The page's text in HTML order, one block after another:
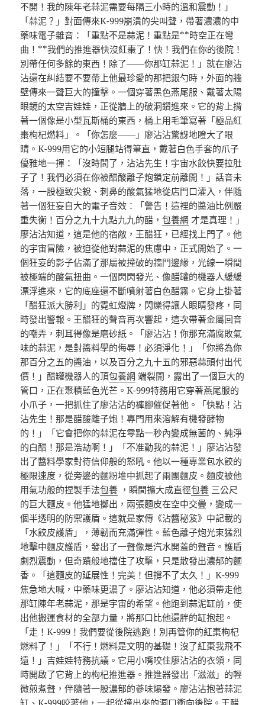
不開！我的陳年老蒜泥需要每隔三小時的溫和震動！」
「蒜泥？」對面傳來K-999崩潰的尖叫聲，帶著濃濃的中
藥味電子雜音：「重點不是蒜泥！重點是**時空正在彎
曲！**我們的推進器快沒紅棗了！快！我們在你的後院！
別帶任何多餘的東西！除了——你那缸蒜泥！」就在廖沾
沾還在糾結要不要帶上他最珍愛的那把銀勺時，外面的牆
壁傳來一聲巨大的撞擊。一個穿著黑色燕尾服、戴著太陽
眼鏡的太空吉娃娃，正從牆上的破洞鑽進來。它的背上揹
著一個像是小型瓦斯桶的東西，桶上用毛筆寫著「極品紅
棗枸杞燃料」。「你怎麼——」廖沾沾驚訝地瞪大了眼
睛。K-999用它的小短腿站得筆直，戴著白色手套的爪子
優雅地一揮：「沒時間了，沾沾先生！宇宙水餃快要拉肚
子了！我們必須在你被醋酸離子炮鎖定前離開！」話音未
落，一股極致尖銳、刺鼻的酸氣猛地從店門口灌入，伴隨
著一個狂妄自大的電子音效：「警告！這裡的醬油比例嚴
重失衡！百分之九十九點九九的醋，包養網 才是真理！」
廖沾沾知道，這是他的宿敵，王醋狂，已經找上門了。他
的宇宙冒險，被迫從他對蒜泥的焦慮中，正式開始了。一
個狂妄的影子佔滿了那扇被撞破的牆門邊緣，光線一瞬間
被極端的酸氣扭曲。一個閃閃發光、像醋罐的機器人緩緩
漂浮進來，它的底座還不斷噴射著白色醋霧。它身上掛著
「醋狂派大勝利」的霓虹燈牌，閃爍得讓人眼睛發疼，同
時發出警報。王醋狂的聲音再次響起，這次帶著金屬回音
的嘲弄，刺耳得像是磨砂紙。「廖沾沾！你那充滿腐敗氣
味的蒜泥，是對醬料學的侮辱！必須淨化！」「你將為你
那百分之五的醬油，以及百分之九十五的邪惡蒜頭付出代
價！」醋罐機器人的頂包養網 端裂開，露出了一個巨大的
管口，正在聚積藍色光芒。K-999特務用它穿著燕尾服的
小爪子，一把抓住了廖沾沾的褲腳催促著他。「快點！沾
沾先生！那是醋酸離子炮！專門用來溶解有機發酵物
的！」「它會把你的蒜泥在零點一秒內變成無菌的、純淨
的白醋！那是浩劫啊！」「不准動我的蒜泥！」廖沾沾發
出了醬料學家對待信仰般的怒吼。他以一種專業包水餃的
極限速度，從旁邊的麵粉堆中抓起了兩團麵皮。麵皮被他
用氣功般的捏製手法包養 ，瞬間擴大成直徑包養 三公尺
的巨大麵皮。他猛地擲出，兩張麵皮在空中交疊，變成一
個半透明的防禦護盾。這就是家傳《沾醬秘笈》中記載的
「水餃皮護盾」，薄韌而充滿彈性。藍色離子炮光束猛烈
地擊中麵皮護盾，發出了一聲像是汽水開蓋的聲音。護盾
劇烈震動，但奇蹟般地擋住了攻擊，只是散發出濃郁的麵
香。「這麵皮的延展性！完美！但撐不了太久！」K-999
焦急地大喊，中藥味更濃了。廖沾沾知道，他必須帶走他
那缸陳年老蒜泥，那是宇宙的希望。他跑到蒜泥缸前，使
出他搬運食材的全部力量，將那口比他還胖的缸抱起。
「走！K-999！我們要從後院逃跑！別再管你的紅棗枸杞
燃料了！」「不行！燃料是文明的基礎！沒了紅棗我飛不
遠！」吉娃娃特務抗議。它用小嘴咬住廖沾沾的衣領，同
時開啟了它背上的枸杞推進器。推進器發出「滋滋」的輕
微煎煮聲，伴隨著一股濃郁的蔘味爆發。廖沾沾抱著蒜泥